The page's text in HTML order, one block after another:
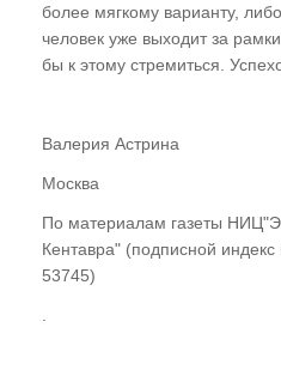
более мягкому варианту,
человек уже выходит за
бы к этому стремиться.
Валерия Астрина
Москва
По материалам газеты
Кентавра" (подписной индекс
53745)